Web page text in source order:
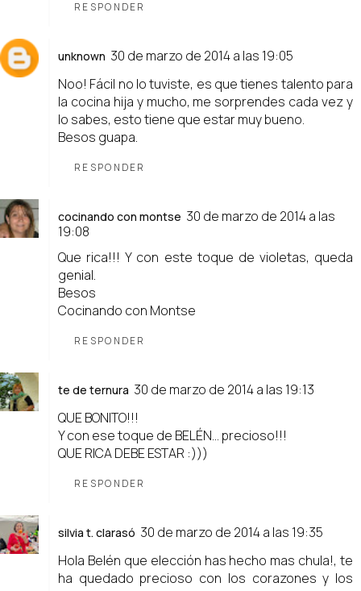
RESPONDER
unknown 30 de marzo de 2014 a las 19:05
Noo! Fácil no lo tuviste, es que tienes talento para
la cocina hija y mucho, me sorprendes cada vez y
lo sabes, esto tiene que estar muy bueno.
Besos guapa.
RESPONDER
cocinando con montse 30 de marzo de 2014 a las
19:08
Que rica!!! Y con este toque de violetas, queda
genial.
Besos
Cocinando con Montse
RESPONDER
te de ternura 30 de marzo de 2014 a las 19:13
QUE BONITO!!!
Y con ese toque de BELÉN... precioso!!!
QUE RICA DEBE ESTAR :)))
RESPONDER
silvia t. clarasó 30 de marzo de 2014 a las 19:35
Hola Belén que elección has hecho mas chula!, te
ha quedado precioso con los corazones y los